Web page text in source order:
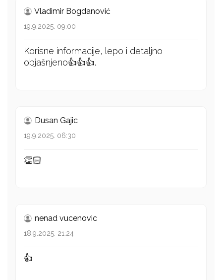
Vladimir Bogdanović
19.9.2025. 09:00
Korisne informacije, lepo i detaljno
objašnjeno👍👍👍.
Dusan Gajic
19.9.2025. 06:30
👏🏻
nenad vucenovic
18.9.2025. 21:24
👍